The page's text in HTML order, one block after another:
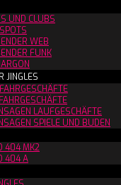
UND CLUBS
WEB
FUNK
JINGLES
LAUFGESCHÄFTE
SPIELE UND BUDEN
404 MK2
404 A